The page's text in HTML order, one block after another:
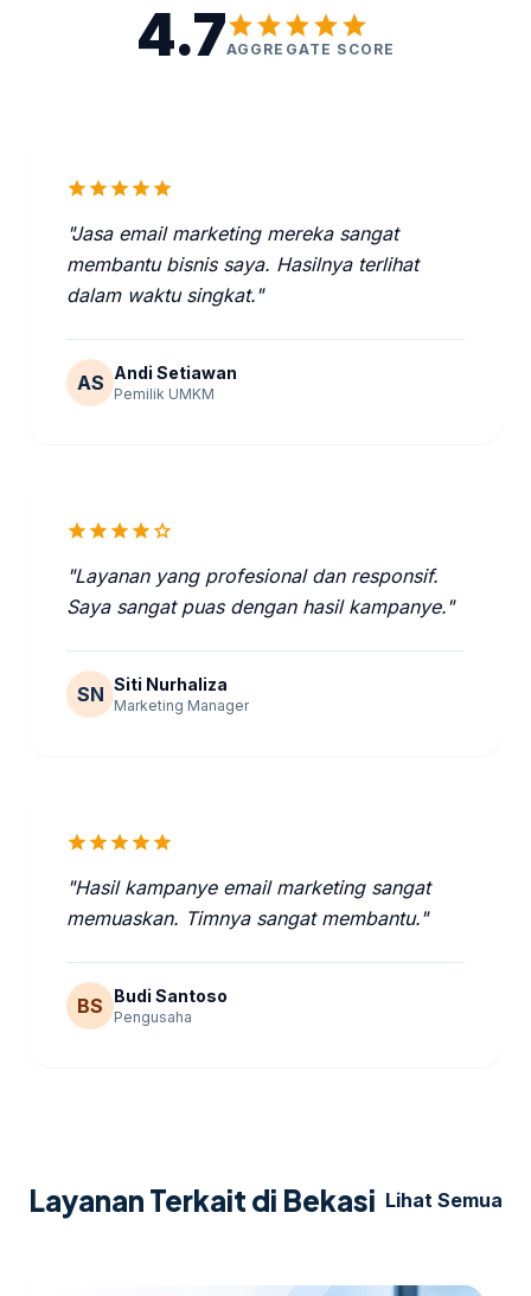
4.7starstarstarstarstar
AGGREGATE SCORE
starstarstarstarstar
"Jasa email marketing mereka sangat
membantu bisnis saya. Hasilnya terlihat
dalam waktu singkat."
AS Andi Setiawan
Pemilik UMKM
starstarstarstarstar
"Layanan yang profesional dan responsif.
Saya sangat puas dengan hasil kampanye."
SN Siti Nurhaliza
Marketing Manager
starstarstarstarstar
"Hasil kampanye email marketing sangat
memuaskan. Timnya sangat membantu."
BS Budi Santoso
Pengusaha
Layanan Terkait di Bekasi Lihat Semua